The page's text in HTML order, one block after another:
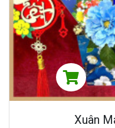
Xuân